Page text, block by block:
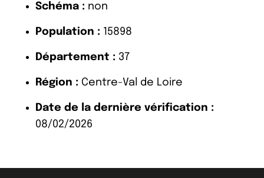
Schéma : non
Population : 15898
Département : 37
Région : Centre-Val de Loire
Date de la dernière vérification :
08/02/2026